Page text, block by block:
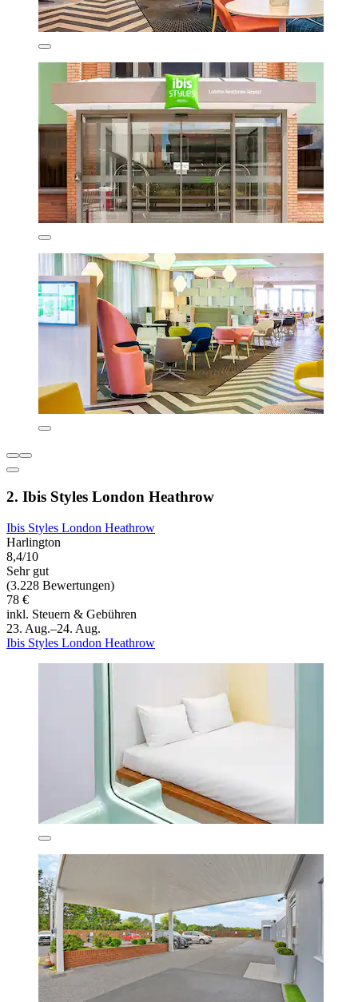
2. Ibis Styles London Heathrow
Ibis Styles London Heathrow
Harlington
8,4/10
Sehr gut
(3.228 Bewertungen)
78 €
inkl. Steuern & Gebühren
23. Aug.–24. Aug.
Ibis Styles London Heathrow